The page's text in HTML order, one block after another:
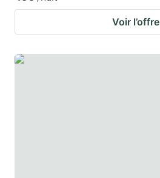
Voir l’offre